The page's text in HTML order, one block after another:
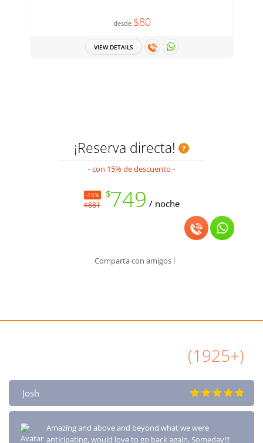
desde $80
VIEW DETAILS
¡Reserva directa!
- con 15% de descuento -
-15%
$881
$749 / noche
Comparta con amigos !
(1925+)
Josh
Amazing and above and beyond what we were
anticipating, would love to go back again, Someday!!!